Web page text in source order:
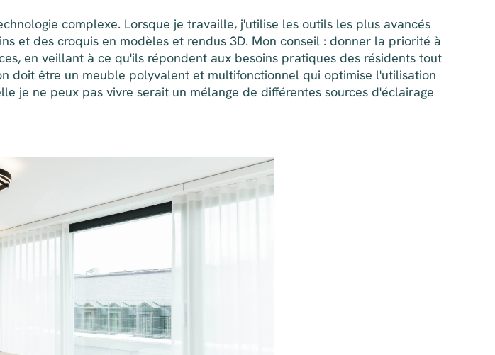
complexe. Lorsque je travaille, j'utilise les outils les plus avancés
et des croquis en modèles et rendus 3D. Mon conseil : donner la priorité à
en veillant à ce qu'ils répondent aux besoins pratiques des résidents tout
doit être un meuble polyvalent et multifonctionnel qui optimise l'utilisation
je ne peux pas vivre serait un mélange de différentes sources d'éclairage